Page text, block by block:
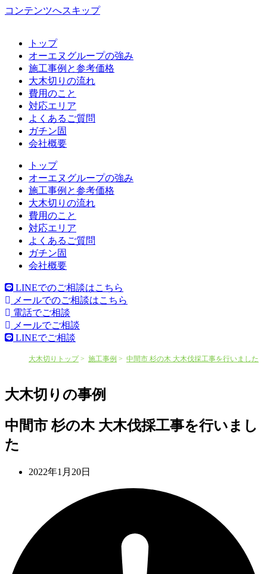
コンテンツへスキップ
トップ
オーエヌグループの強み
施工事例と参考価格
大木切りの流れ
費用のこと
対応エリア
よくあるご質問
ガチン固
会社概要
トップ
オーエヌグループの強み
施工事例と参考価格
大木切りの流れ
費用のこと
対応エリア
よくあるご質問
ガチン固
会社概要
LINEでのご相談はこちら
メールでのご相談はこちら
電話でご相談
メールでご相談
LINEでご相談
大木切りトップ 施工事例 中間市 杉の木 大木伐採工事を行いました
大木切りの事例
中間市 杉の木 大木伐採工事を行いまし
た
2022年1月20日